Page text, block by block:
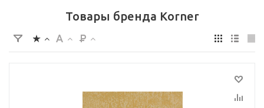
Товары бренда Korner